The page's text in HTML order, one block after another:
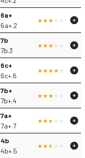
6a+
6a+.2
7b
7b.3
6c+
6c+.6
7b+
7b+.4
7a+
7a+.7
4b
4b+.5